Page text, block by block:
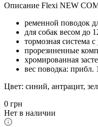
Описание Flexi NEW
ременной поводок
для собак весом до
тормозная система
прорезиненные
хромированная
вес поводка: прибл.
Цвет: синий, антрацит,
0 грн
Нет в наличии